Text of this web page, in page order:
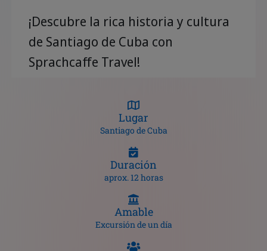
¡Descubre la rica historia y cultura
de Santiago de Cuba con
Sprachcaffe Travel!
Lugar
Santiago de Cuba
Duración
aprox. 12 horas
Amable
Excursión de un día